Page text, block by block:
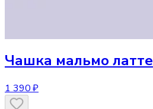
Чашка мальмо латте
1 390 ₽